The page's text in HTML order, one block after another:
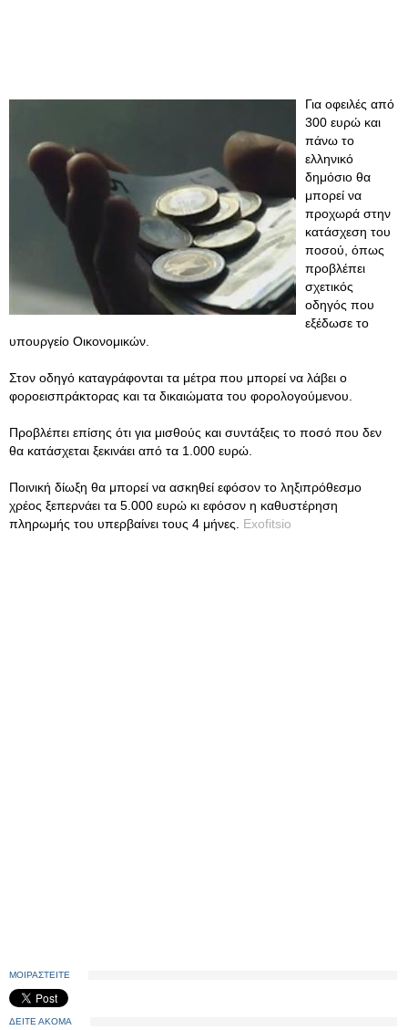
Για οφειλές από
300 ευρώ και
πάνω το
ελληνικό
δημόσιο θα
μπορεί να
προχωρά στην
κατάσχεση του
ποσού, όπως
προβλέπει
σχετικός
οδηγός που
εξέδωσε το
υπουργείο Οικονομικών.
Στον οδηγό καταγράφονται τα μέτρα που μπορεί να λάβει ο
φοροεισπράκτορας και τα δικαιώματα του φορολογούμενου.
Προβλέπει επίσης ότι για μισθούς και συντάξεις το ποσό που δεν
θα κατάσχεται ξεκινάει από τα 1.000 ευρώ.
Ποινική δίωξη θα μπορεί να ασκηθεί εφόσον το ληξιπρόθεσμο
χρέος ξεπερνάει τα 5.000 ευρώ κι εφόσον η καθυστέρηση
πληρωμής του υπερβαίνει τους 4 μήνες. Exofitsio
ΜΟΙΡΑΣΤΕΙΤΕ
ΔΕΙΤΕ ΑΚΟΜΑ